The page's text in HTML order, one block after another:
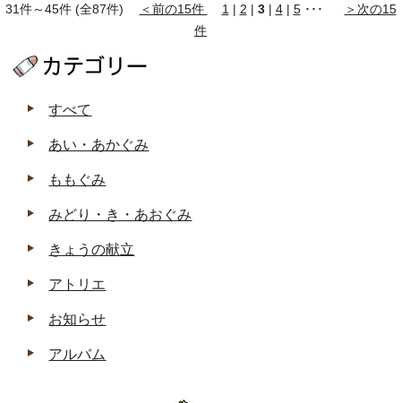
31件～45件 (全87件) ＜前の15件 1 | 2 | 3| 4| 5･･･
＞次の15
件
すべて
あい・あかぐみ
ももぐみ
みどり・き・あおぐみ
きょうの献立
アトリエ
お知らせ
アルバム